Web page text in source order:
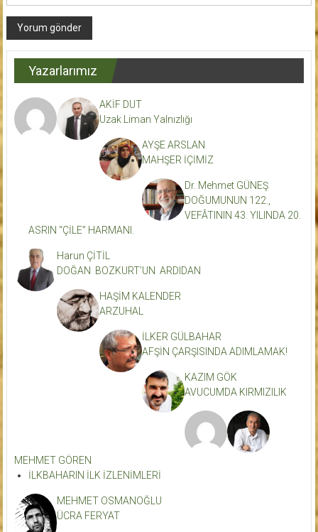
Yazarlarımız
AKİF DUT
Uzak Liman Yalnızlığı
AYŞE ARSLAN
MAHŞER İÇİMİZ
Dr. Mehmet GÜNEŞ
DOĞUMUNUN 122.,
VEFÂTININ 43. YILINDA 20.
ASRIN “ÇİLE” HARMANI.
Harun ÇİTİL
DOĞAN BOZKURT’UN ARDIDAN
HAŞİM KALENDER
ARZUHAL
İLKER GÜLBAHAR
AFŞİN ÇARŞISINDA ADIMLAMAK!
KAZIM GÖK
AVUCUMDA KIRMIZILIK
MEHMET GÖREN
İLKBAHARIN İLK İZLENİMLERİ
MEHMET OSMANOĞLU
ÜCRA FERYAT